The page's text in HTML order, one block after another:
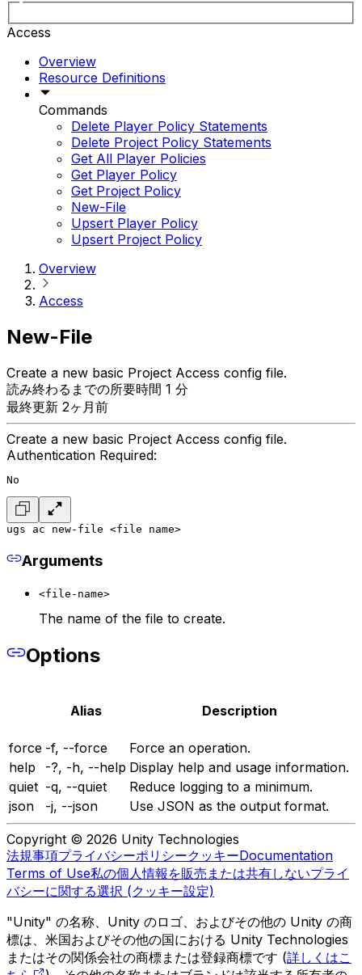
Access
Overview
Resource Definitions
Commands
Delete Player Policy Statements
Delete Project Policy Statements
Get All Player Policies
Get Player Policy
Get Project Policy
New-File
Upsert Player Policy
Upsert Project Policy
Overview
Access
New-File
Create a new basic Project Access config file.
読み終わるまでの所要時間 1 分
最終更新 2ヶ月前
Create a new basic Project Access config file.
Authentication Required:
No
ugs ac new-file <file name>
Arguments
<file-name>
The name of the file to create.
Options
Alias Description
force -f, --force
Force an operation.
help
-?, -h, --help Display help and usage information.
quiet -q, --quiet
Reduce logging to a minimum.
json
-j, --json Use JSON as the output format.
Copyright © 2026 Unity Technologies
法規事項プライバシーポリシークッキーDocumentation
Terms of Use私の個人情報を販売または共有しないプライ
バシーに関する選択 (クッキー設定)
"Unity" の名称、Unity のロゴ、およびその他の Unity の商
標は、米国およびその他の国における Unity Technologies
またはその関係会社の商標または登録商標です (詳しくはこ